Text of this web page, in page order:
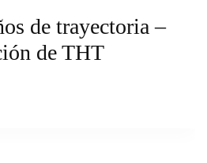
de trayectoria –
de THT